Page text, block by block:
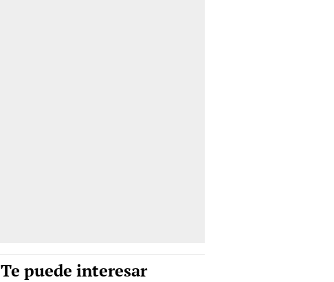
Te puede interesar